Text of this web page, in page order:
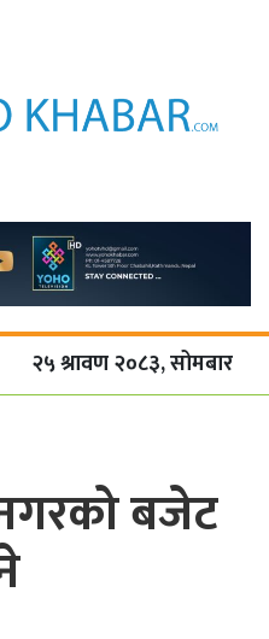
२५ श्रावण २०८३, सोमबार
बजेट